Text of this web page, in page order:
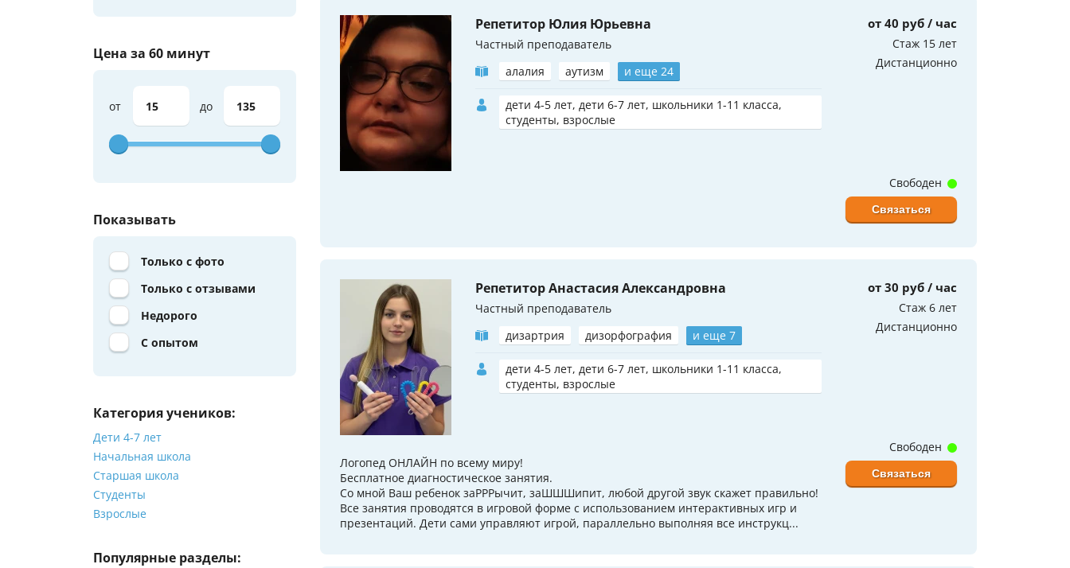
Цена за 60 минут
от до
Показывать
Только с фото
Только с отзывами
Недорого
С опытом
Категория учеников:
Дети 4-7 лет
Начальная школа
Старшая школа
Студенты
Взрослые
Популярные разделы:
Репетитор Юлия Юрьевна
Частный преподаватель
алалия
аутизм и еще 24
дети 4-5 лет, дети 6-7 лет, школьники 1-11 класса,
студенты, взрослые
от 40 руб / час
Стаж 15 лет
Дистанционно
Свободен
Связаться
Репетитор Анастасия Александровна
Частный преподаватель
дизартрия
дизорфография и еще 7
дети 4-5 лет, дети 6-7 лет, школьники 1-11 класса,
студенты, взрослые
от 30 руб / час
Стаж 6 лет
Дистанционно
Логопед ОНЛАЙН по всему миру!
Бесплатное диагностическое занятия.
Со мной Ваш ребенок заРРРычит, заШШШипит, любой другой звук скажет правильно!
Все занятия проводятся в игровой форме с использованием интерактивных игр и
презентаций. Дети сами управляют игрой, параллельно выполняя все инструкц...
Свободен
Связаться